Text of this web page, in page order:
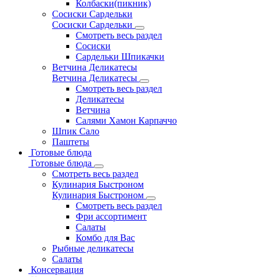
Колбаски(пикник)
Сосиски Сардельки
Сосиски Сардельки
Смотреть весь раздел
Сосиски
Сардельки Шпикачки
Ветчина Деликатесы
Ветчина Деликатесы
Смотреть весь раздел
Деликатесы
Ветчина
Салями Хамон Карпаччо
Шпик Сало
Паштеты
Готовые блюда
Готовые блюда
Смотреть весь раздел
Кулинария Быстроном
Кулинария Быстроном
Смотреть весь раздел
Фри ассортимент
Салаты
Комбо для Вас
Рыбные деликатесы
Салаты
Консервация